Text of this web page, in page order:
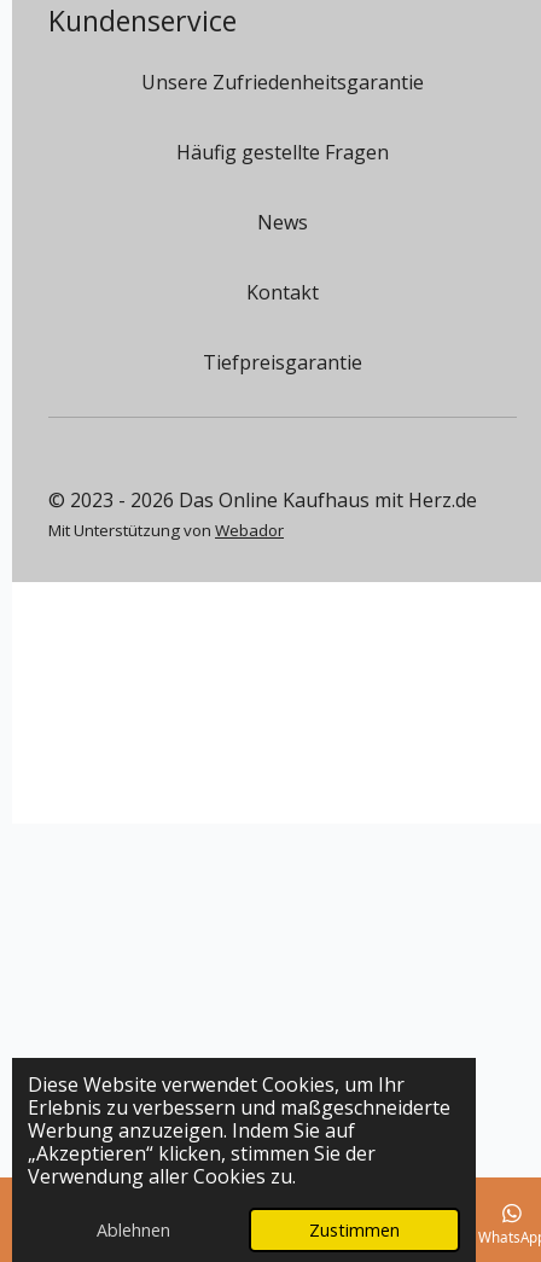
Diese Website verwendet Cookies, um Ihr
Erlebnis zu verbessern und maßgeschneiderte
Werbung anzuzeigen. Indem Sie auf
„Akzeptieren“ klicken, stimmen Sie der
Verwendung aller Cookies zu.
Ablehnen Zustimmen
Kundenservice
Unsere Zufriedenheitsgarantie
Häufig gestellte Fragen
News
Kontakt
Tiefpreisgarantie
© 2023 - 2026 Das Online Kaufhaus mit Herz.de
Mit Unterstützung von Webador
Telefon Instagram